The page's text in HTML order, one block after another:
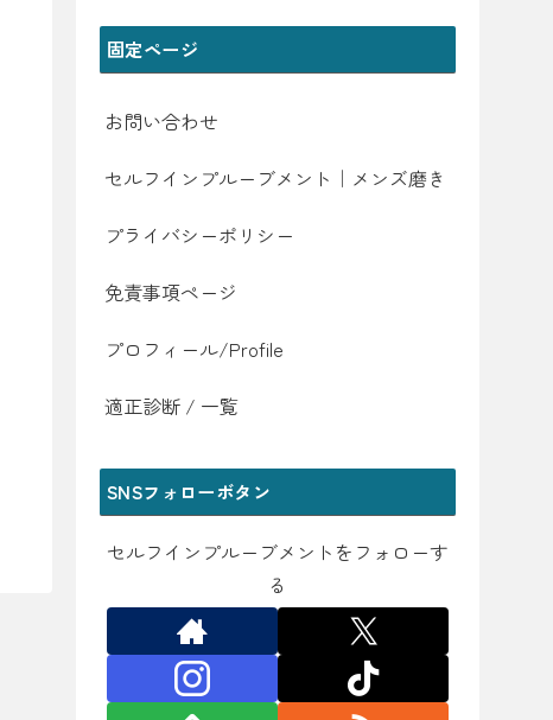
固定ページ
お問い合わせ
セルフインプルーブメント｜メンズ磨き
プライバシーポリシー
免責事項ページ
プロフィール/Profile
適正診断 / 一覧
SNSフォローボタン
セルフインプルーブメントをフォローす
る